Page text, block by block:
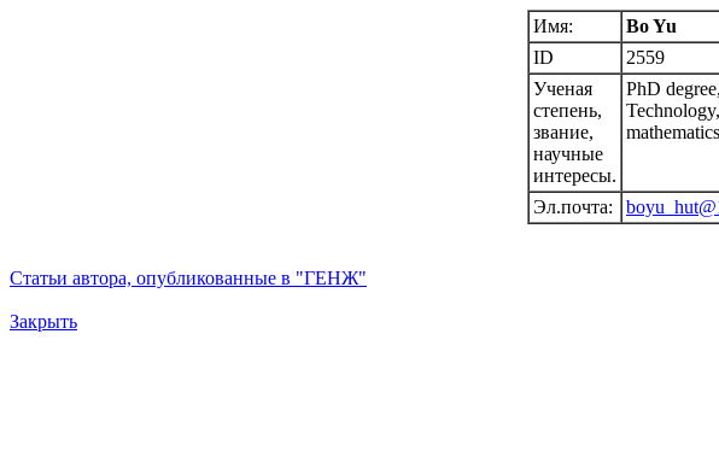
Имя:
Bo Yu
ID
2559
Ученая
степень,
звание,
научные
интересы.
PhD
mathematics
Эл.почта:
Статьи автора, опубликованные в "ГЕНЖ"
Закрыть